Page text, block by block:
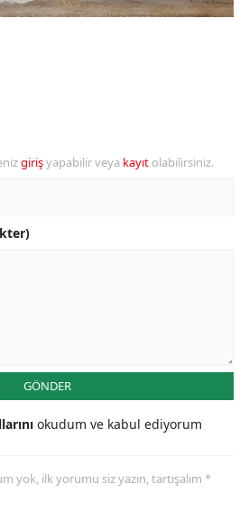
girişyapabilir veya kayıt olabilirsiniz.
GÖNDER
okudum ve kabul ediyorum
yok, ilk yorumu siz yazın, tartışalım *